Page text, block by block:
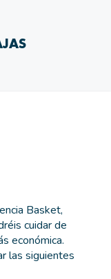
Basket,
cuidar de
económica.
las siguientes